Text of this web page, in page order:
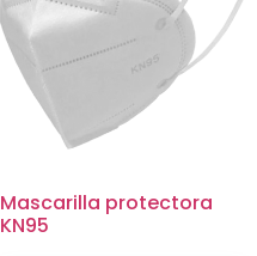
Mascarilla protectora
KN95